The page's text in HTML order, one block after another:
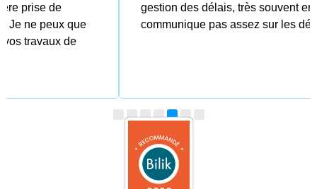
gestion des délais, très souvent en retard et
communique pas assez sur les délais